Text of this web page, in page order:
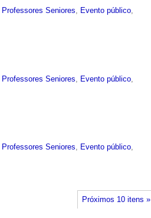
Professores Seniores Evento público
Professores Seniores Evento público
Professores Seniores, Evento público,
Próximos 10 itens »